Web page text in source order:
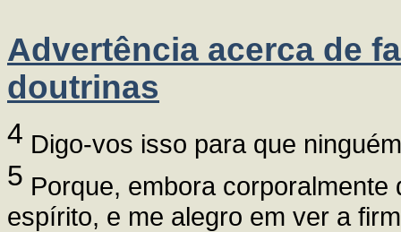
Advertência acerca de
doutrinas
4 Digo-vos isso para que
5 Porque, embora
espírito, e me alegro em ver a